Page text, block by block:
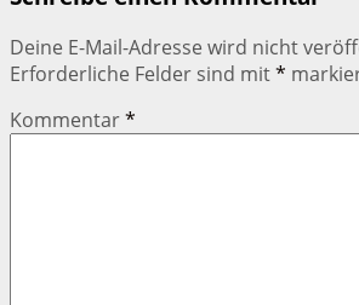
Deine E-Mail-Adresse wird nicht
Erforderliche Felder sind mit*
Kommentar*